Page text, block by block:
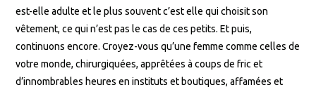
est-elle adulte et le plus souvent c’est elle qui choisit son
vêtement, ce qui n’est pas le cas de ces petits. Et puis,
continuons encore. Croyez-vous qu’une femme comme celles de
votre monde, chirurgiquées, apprêtées à coups de fric et
d’innombrables heures en instituts et boutiques, affamées et